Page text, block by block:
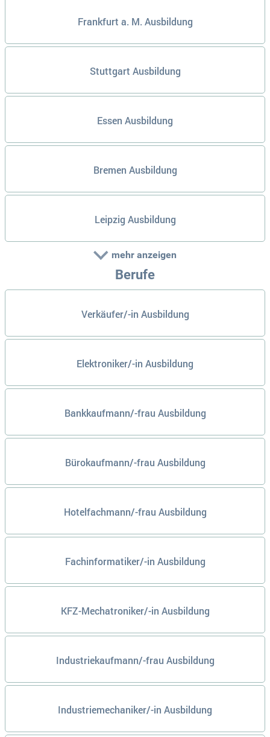
Frankfurt a. M. Ausbildung
Stuttgart Ausbildung
Essen Ausbildung
Bremen Ausbildung
Leipzig Ausbildung
mehr anzeigen
Berufe
Verkäufer/-in Ausbildung
Elektroniker/-in Ausbildung
Bankkaufmann/-frau Ausbildung
Bürokaufmann/-frau Ausbildung
Hotelfachmann/-frau Ausbildung
Fachinformatiker/-in Ausbildung
KFZ-Mechatroniker/-in Ausbildung
Industriekaufmann/-frau Ausbildung
Industriemechaniker/-in Ausbildung